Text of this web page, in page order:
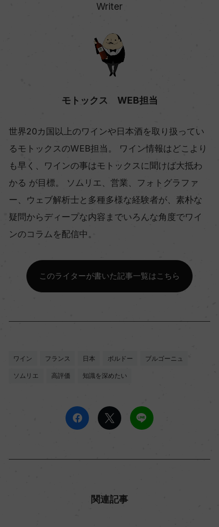
Writer
モトックス WEB担当
世界20カ国以上のワインや日本酒を取り扱ってい
るモトックスのWEB担当。 ワイン情報はどこより
も早く、ワインの事はモトックスに聞けば大抵わ
かる が目標。 ソムリエ、営業、フォトグラファ
ー、ウェブ解析士と多種多様な経験者が、素朴な
疑問からディープな内容までいろんな角度でワイ
ンのコラムを配信中。
このライターが書いた記事一覧はこちら
ワイン フランス 日本 ボルドー ブルゴーニュ
ソムリエ 高評価 知識を深めたい
関連記事